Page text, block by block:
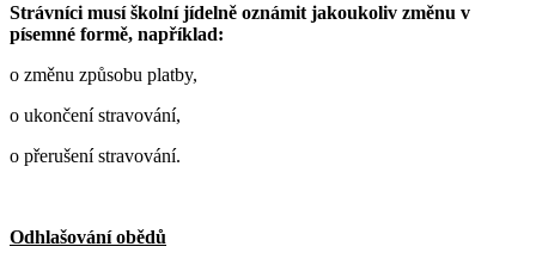
Strávníci musí školní jídelně oznámit jakoukoliv změnu v
písemné formě, například:
o změnu způsobu platby,
o ukončení stravování,
o přerušení stravování.
Odhlašování obědů